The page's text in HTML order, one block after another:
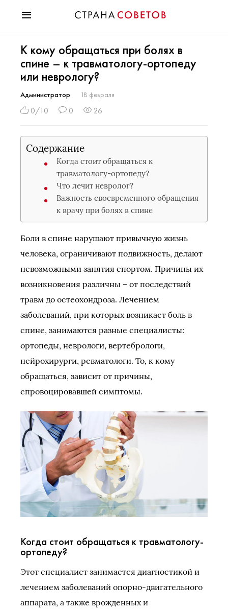
Мода
Звезды
Гороскопы
Здоровье
Психология
Разное
Праздники
К кому обращаться при болях в
спине – к травматологу-ортопеду
или неврологу?
Администратор 18 февраля
0/10 0 26
Содержание
Когда стоит обращаться к
травматологу-ортопеду?
Что лечит невролог?
Важность своевременного обращения
к врачу при болях в спине
Боли в спине нарушают привычную жизнь
человека, ограничивают подвижность, делают
невозможными занятия спортом. Причины их
возникновения различны – от последствий
травм до остеохондроза. Лечением
заболеваний, при которых возникает боль в
спине, занимаются разные специалисты:
ортопеды, неврологи, вертебрологи,
нейрохирурги, ревматологи. То, к кому
обращаться, зависит от причины,
спровоцировавшей симптомы.
Когда стоит обращаться к травматологу-
ортопеду?
Этот специалист занимается диагностикой и
лечением заболеваний опорно-двигательного
аппарата, а также врожденных и